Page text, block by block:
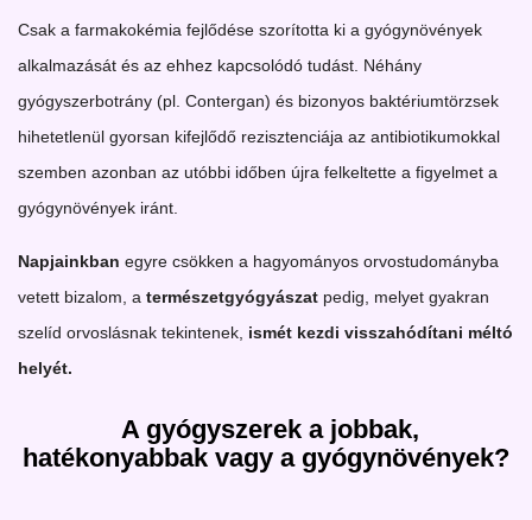
Csak a farmakokémia fejlődése szorította ki a gyógynövények
alkalmazását és az ehhez kapcsolódó tudást. Néhány
gyógyszerbotrány (pl. Contergan) és bizonyos baktériumtörzsek
hihetetlenül gyorsan kifejlődő rezisztenciája az antibiotikumokkal
szemben azonban az utóbbi időben újra felkeltette a figyelmet a
gyógynövények iránt.
Napjainkban egyre csökken a hagyományos orvostudományba
vetett bizalom, a természetgyógyászat pedig, melyet gyakran
szelíd orvoslásnak tekintenek, ismét kezdi visszahódítani méltó
helyét.
A gyógyszerek a jobbak,
hatékonyabbak vagy a gyógynövények?